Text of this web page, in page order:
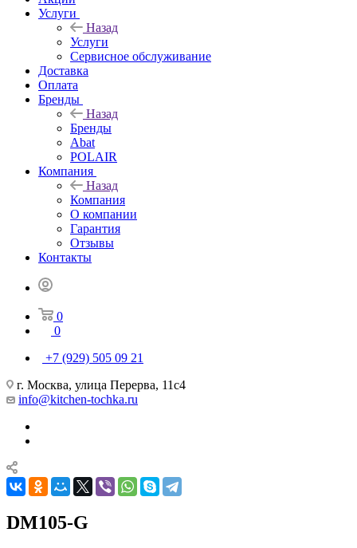
Услуги
Назад
Услуги
Сервисное обслуживание
Доставка
Оплата
Бренды
Назад
Бренды
Abat
POLAIR
Компания
Назад
Компания
О компании
Гарантия
Отзывы
Контакты
0
0
+7 (929) 505 09 21
г. Москва, улица Перерва, 11с4
info@kitchen-tochka.ru
DM105-G